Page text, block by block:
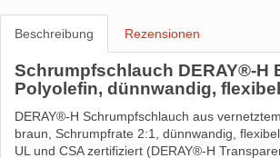
Beschreibung Rezensionen
Schrumpfschlauch DERAY®-H
Polyolefin, dünnwandig, flexibel
DERAY®-H Schrumpfschlauch aus
braun, Schrumpfrate 2:1, dünnwandig,
UL und CSA zertifiziert (DERAY®-H